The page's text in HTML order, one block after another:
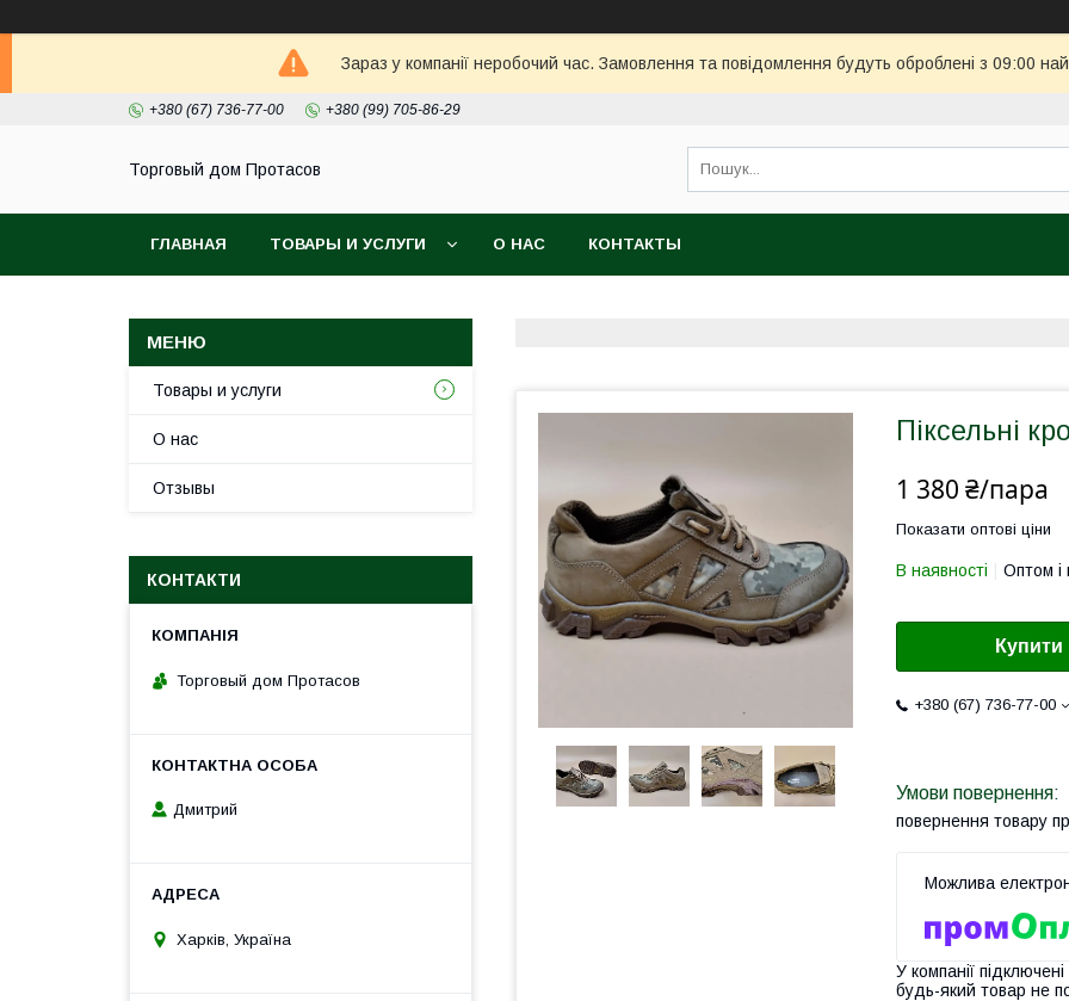
Зараз у компанії неробочий час. Замовлення та повідомлення будуть оброблені з 09:00
+380 (67) 736-77-00 +380 (99) 705-86-29
Торговый дом Протасов
ГЛАВНАЯ ТОВАРЫ И УСЛУГИ О НАС КОНТАКТЫ
Піксельні
1 380 ₴/пара
Показати оптові ціни
В наявності Оптом і
Купити
+380 (67) 736-77-00
повернення товару
У компанії
будь-який товар не
Товары и услуги
О нас
Отзывы
КОНТАКТИ
Торговый дом Протасов
Дмитрий
Харків, Україна